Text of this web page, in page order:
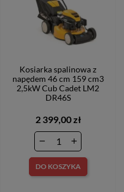
Kosiarka spalinowa z
napędem 46 cm 159 cm3
2,5kW Cub Cadet LM2
DR46S
2 399,00 zł
DO KOSZYKA